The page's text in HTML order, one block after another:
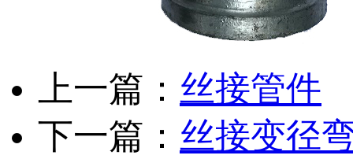
上一篇： 丝接管件
下一篇： 丝接变径